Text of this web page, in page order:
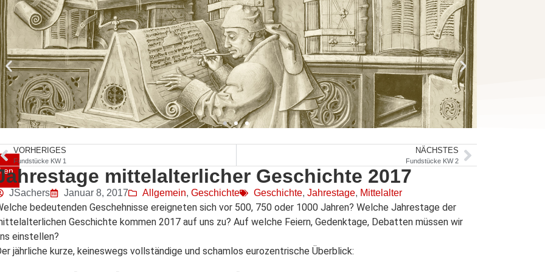
VORHERIGES
Fundstücke KW 1
NÄCHSTES
Fundstücke KW 2
mittelalterlicher Geschichte 2017
JSachers Januar 8, 2017 Allgemein,Geschichte Geschichte,Jahrestage, Mittelalter
bedeutenden Geschehnisse ereigneten sich vor 500, 750 oder 1000 Jahren? Welche Jahrestage der
Geschichte kommen 2017 auf uns zu? Auf welche Feiern, Gedenktage, Debatten müssen wir
einstellen?
jährliche kurze, keineswegs vollständige und schamlos eurozentrische Überblick: